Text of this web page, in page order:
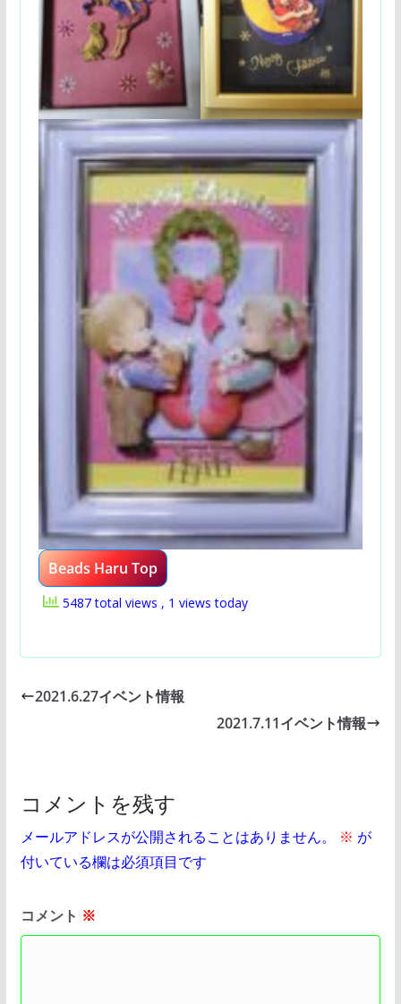
Beads Haru Top
5487 total views , 1 views today
2021.6.27イベント情報
2021.7.11イベント情報
コメントを残す
メールアドレスが公開されることはありません。 ※ が
付いている欄は必須項目です
コメント ※